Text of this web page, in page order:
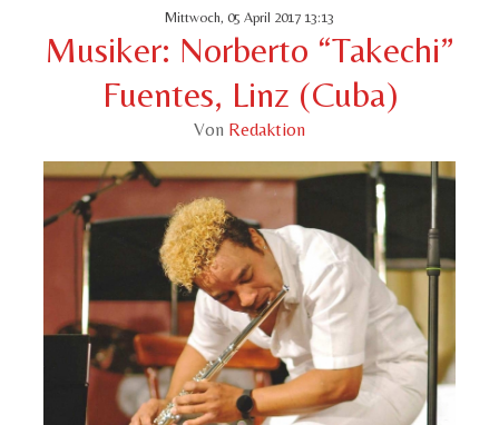
Mittwoch, 05 April 2017 13:13
Musiker: Norberto “Takechi”
Fuentes, Linz (Cuba)
Von Redaktion